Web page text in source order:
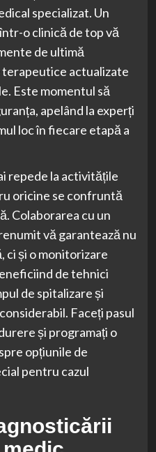
specializat. Un
o clinică de top vă
de ultimă
actualizate
Este momentul să
apelând la experți
loc în fiecare etapă a
repede la activitățile
oricine se confruntă
Colaborarea cu un
vă garantează nu
ci și o monitorizare
de tehnici
de spitalizare și
Faceți pasul
și programați o
opțiunile de
pentru cazul